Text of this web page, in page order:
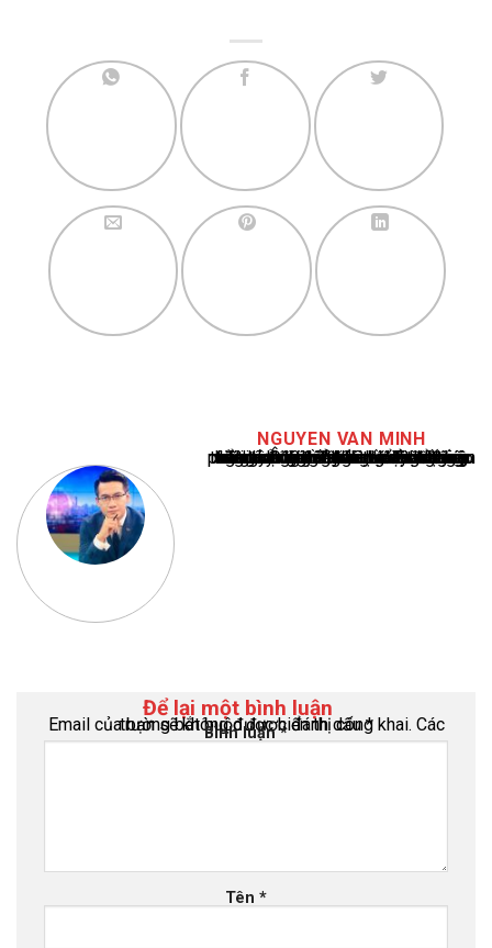
NGUYEN VAN MINH
Nguyễn Văn Minh là một trong những chuyên gia hàng đầu về báo cáo tin tức thể thao tại Việt Nam, với hơn 10 năm hoạt động trong ngành. Ông có kiến thức sâu rộng và kinh nghiệm đáng kể trong việc phân tích và báo cáo về các sự kiện thể thao hàng đầu. Sự hiểu biết sâu sắc của ông về ngành này đã giúp ông xây dựng uy tín và danh tiếng trong cộng đồng báo chí thể thao.
Để lại một bình luận
Email của bạn sẽ không được hiển thị công khai.
Các trường bắt buộc được đánh dấu*
Bình luận*
Tên *